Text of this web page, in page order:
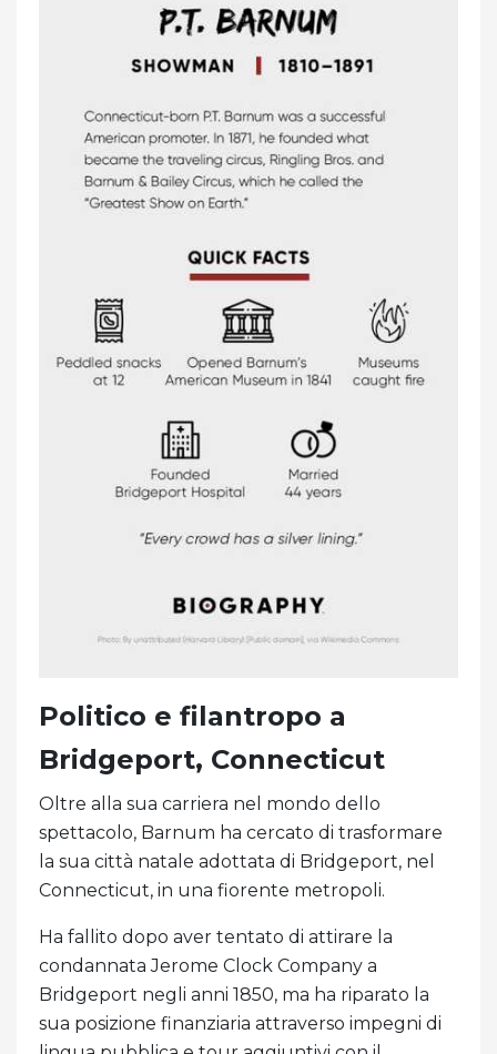
Politico e filantropo a
Bridgeport, Connecticut
Oltre alla sua carriera nel mondo dello
spettacolo, Barnum ha cercato di trasformare
la sua città natale adottata di Bridgeport, nel
Connecticut, in una fiorente metropoli.
Ha fallito dopo aver tentato di attirare la
condannata Jerome Clock Company a
Bridgeport negli anni 1850, ma ha riparato la
sua posizione finanziaria attraverso impegni di